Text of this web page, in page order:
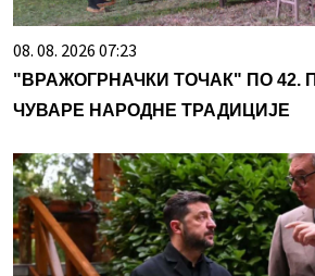
08. 08. 2026 07:23
"ВРАЖОГРНАЧКИ ТОЧАК" ПО 42.
ЧУВАРЕ НАРОДНЕ ТРАДИЦИЈЕ